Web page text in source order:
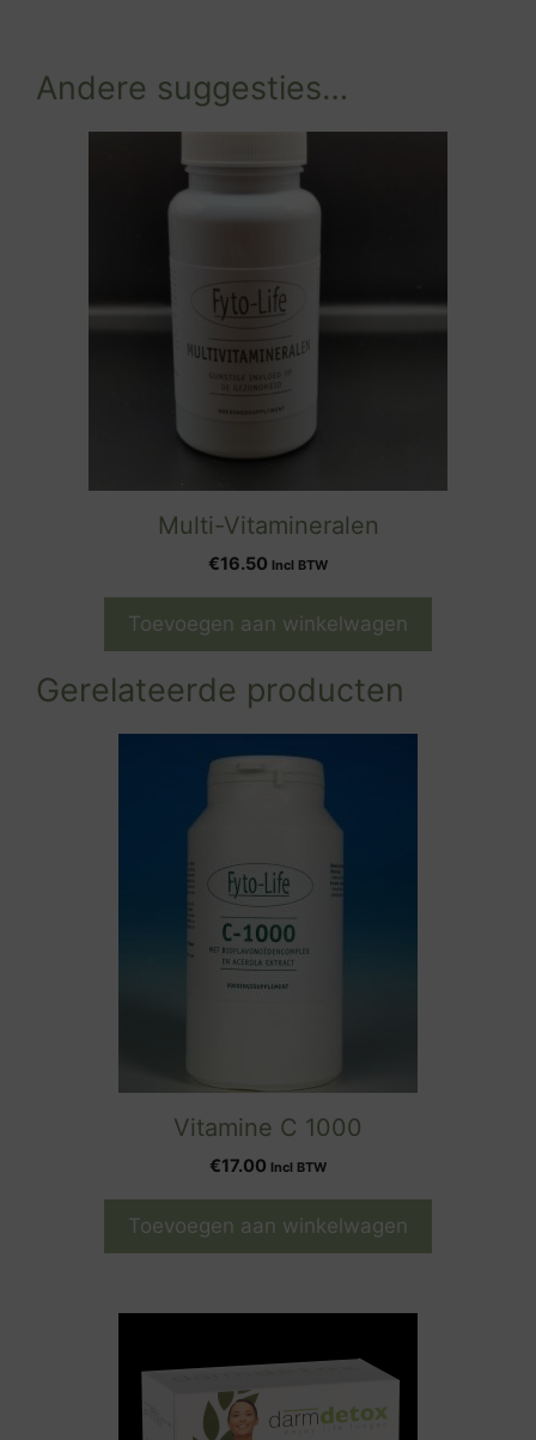
Andere suggesties…
Multi-Vitamineralen
€16.50 Incl BTW
Toevoegen aan winkelwagen
Gerelateerde producten
Vitamine C 1000
€17.00 Incl BTW
Toevoegen aan winkelwagen